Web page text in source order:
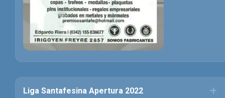
Liga Santafesina Apertura 2022